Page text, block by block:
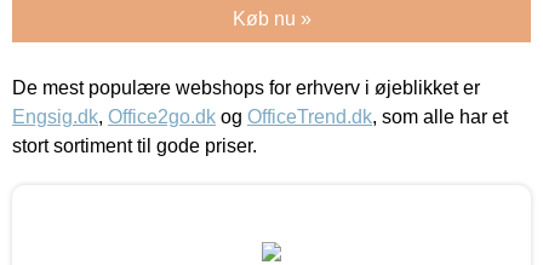
Køb nu »
De mest populære webshops for erhverv i øjeblikket er
Engsig.dk, Office2go.dk og OfficeTrend.dk, som alle har et
stort sortiment til gode priser.